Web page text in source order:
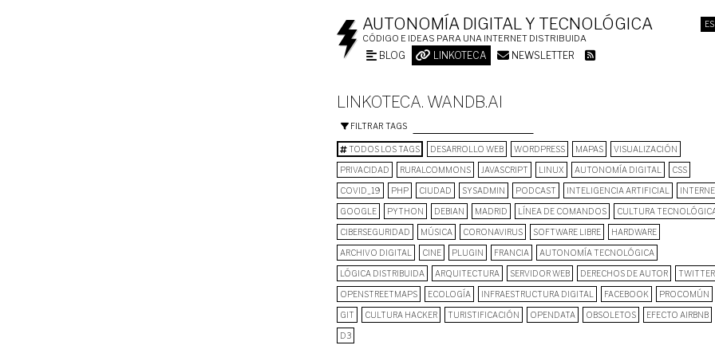
ES
AUTONOMÍA DIGITAL Y TECNOLÓGICA
CÓDIGO E IDEAS PARA UNA INTERNET DISTRIBUIDA
BLOG LINKOTECA NEWSLETTER
LINKOTECA. WANDB.AI
FILTRAR TAGS
TODOS LOS TAGS DESARROLLO WEB WORDPRESS MAPAS VISUALIZACIÓN
PRIVACIDAD RURALCOMMONS JAVASCRIPT LINUX AUTONOMÍA DIGITAL CSS
COVID_19 PHP CIUDAD SYSADMIN PODCAST INTELIGENCIA ARTIFICIAL
GOOGLE PYTHON DEBIAN MADRID LÍNEA DE COMANDOS CULTURA
CIBERSEGURIDAD MÚSICA CORONAVIRUS SOFTWARE LIBRE HARDWARE
ARCHIVO DIGITAL CINE PLUGIN FRANCIA AUTONOMÍA TECNOLÓGICA
LÓGICA DISTRIBUIDA ARQUITECTURA SERVIDOR WEB DERECHOS DE AUTOR TWITTER
OPENSTREETMAPS ECOLOGÍA INFRAESTRUCTURA DIGITAL FACEBOOK PROCOMÚN
GIT CULTURA HACKER TURISTIFICACIÓN OPENDATA OBSOLETOS EFECTO AIRBNB
D3